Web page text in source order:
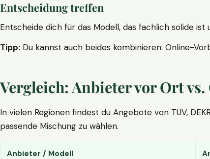
Entscheidung treffen
Entscheide dich für das Modell, das fachlich solide
Tipp: Du kannst auch beides kombinieren: Online-
Vergleich: Anbieter vor Ort
In vielen Regionen findest du Angebote von TÜV,
passende Mischung zu wählen.
Anbieter / Modell